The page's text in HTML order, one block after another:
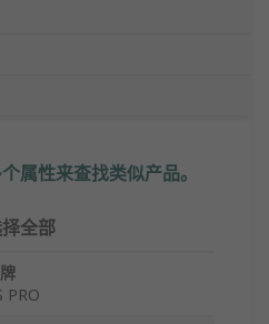
属性来查找类似产品。
全部
PRO